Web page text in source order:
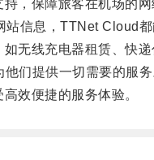
保障旅客在机场的网
信息，TTNet Cloud都
线充电器租赁、快递
们提供一切需要的服务
效便捷的服务体验。